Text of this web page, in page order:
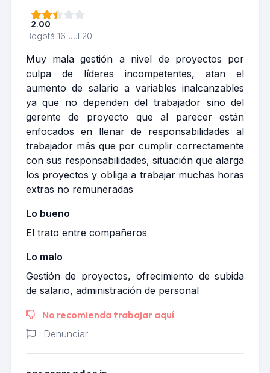
2.00
Bogotá 16 Jul 20
Muy mala gestión a nivel de proyectos por
culpa de líderes incompetentes, atan el
aumento de salario a variables inalcanzables
ya que no dependen del trabajador sino del
gerente de proyecto que al parecer están
enfocados en llenar de responsabilidades al
trabajador más que por cumplir correctamente
con sus responsabilidades, situación que alarga
los proyectos y obliga a trabajar muchas horas
extras no remuneradas
Lo bueno
El trato entre compañeros
Lo malo
Gestión de proyectos, ofrecimiento de subida
de salario, administración de personal
No recomienda trabajar aquí
Denunciar